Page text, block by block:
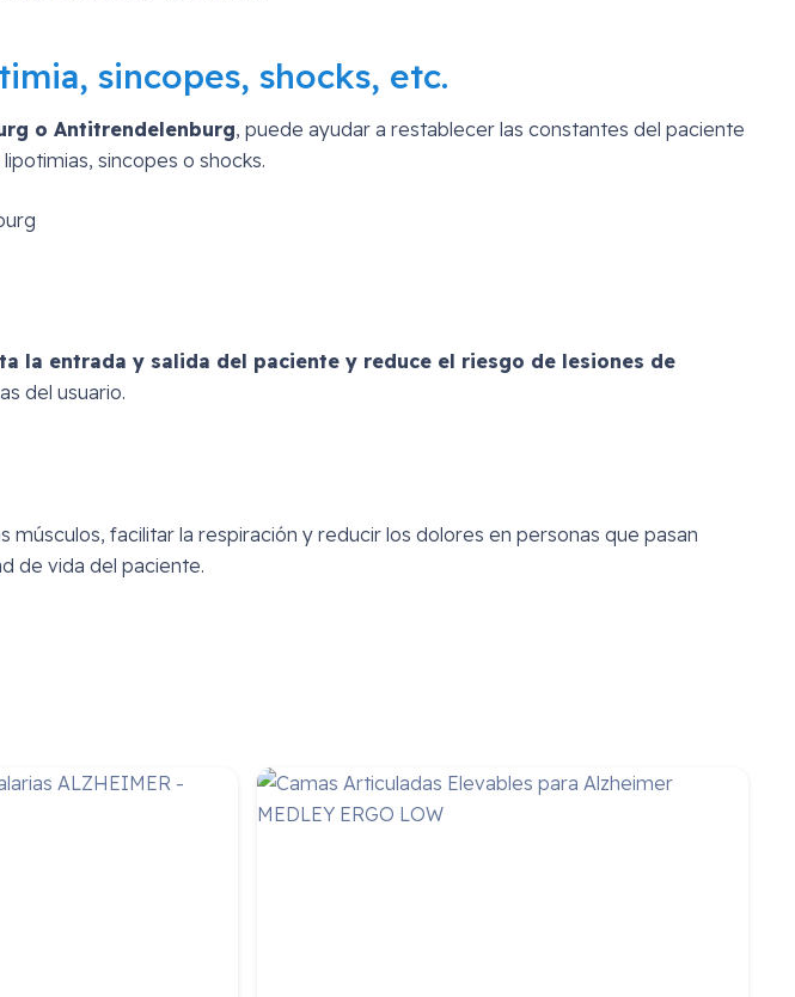
sincopes, shocks, etc.
o Antitrendelenburg, puede ayudar a restablecer las constantes del paciente
sincopes o shocks.
la entrada y salida del paciente y reduce el riesgo de lesiones de
del usuario.
músculos, facilitar la respiración y reducir los dolores en personas que pasan
de vida del paciente.